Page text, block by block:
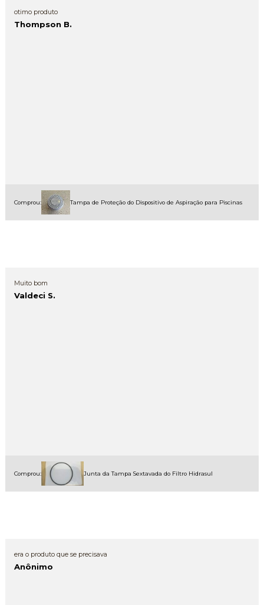
otimo produto
Thompson B.
Comprou: Tampa de Proteção do Dispositivo de Aspiração para Piscinas
Muito bom
Valdeci S.
Comprou: Junta da Tampa Sextavada do Filtro Hidrasul
era o produto que se precisava
Anônimo